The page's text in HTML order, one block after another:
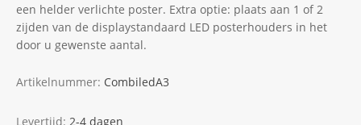
een helder verlichte poster. Extra optie: plaats aan 1 of 2
zijden van de displaystandaard LED posterhouders in het
door u gewenste aantal.
Artikelnummer: CombiledA3
Levertijd: 2-4 dagen